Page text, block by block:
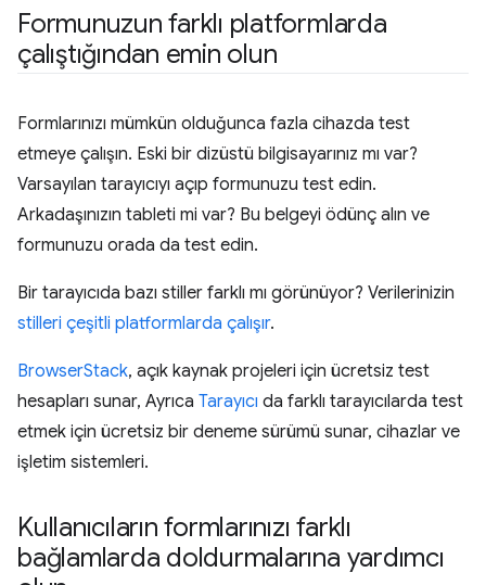
Formunuzun farklı platformlarda
çalıştığından emin olun
Formlarınızı mümkün olduğunca fazla cihazda test
etmeye çalışın. Eski bir dizüstü bilgisayarınız mı var?
Varsayılan tarayıcıyı açıp formunuzu test edin.
Arkadaşınızın tableti mi var? Bu belgeyi ödünç alın ve
formunuzu orada da test edin.
Bir tarayıcıda bazı stiller farklı mı görünüyor? Verilerinizin
stilleri çeşitli platformlarda çalışır.
BrowserStack, açık kaynak projeleri için ücretsiz test
hesapları sunar, Ayrıca Tarayıcı da farklı tarayıcılarda test
etmek için ücretsiz bir deneme sürümü sunar, cihazlar ve
işletim sistemleri.
Kullanıcıların formlarınızı farklı
bağlamlarda doldurmalarına yardımcı